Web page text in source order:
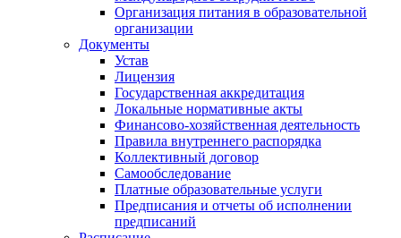
Организация питания в образовательной
организации
Документы
Устав
Лицензия
Государственная аккредитация
Локальные нормативные акты
Финансово-хозяйственная деятельность
Правила внутреннего распорядка
Коллективный договор
Самообследование
Платные образовательные услуги
Предписания и отчеты об исполнении
предписаний